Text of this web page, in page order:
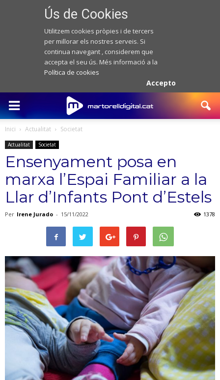
Ús de Cookies
Utilitzem cookies pròpies i de tercers
per millorar els nostres serveis. Si
continua navegant , considerem que
accepta el seu ús. Més informació a la
Política de cookies
Accepto
Inici Actualitat Societat
Actualitat Societat
Ensenyament posa en
marxa l’Espai Familiar a la
Llar d’Infants Pont d’Estels
Per Irene Jurado - 15/11/2022 1378